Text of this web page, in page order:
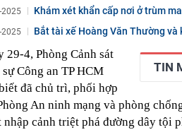
16:46
Lãi suất ngân hàng
bổng 55 tỷ đồng chào
16:43
Tất cả người dân trên
camera sau
16:42
Công an đề nghị 508
chóng nộp phạt nguội
Khám xét nơi cất giấu
2025 Khám xét khẩn cấp nơi ở trùm
2025 Bắt tài xế Hoàng Văn Thường và
TIN
29-4, Phòng Cảnh sát
Công an TP HCM
đã chủ trì, phối hợp
An ninh mạng và phòng
nhập cảnh triệt phá đường dây tội